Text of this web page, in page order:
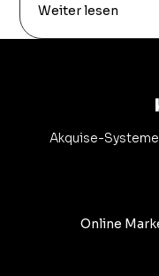
Weiter lesen
Akquise-
Online